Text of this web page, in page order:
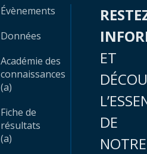
Évènements
Données
Académie des
connaissances
(a)
Fiche de
résultats
(a)
ET
DE
NOTRE